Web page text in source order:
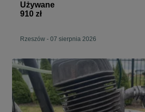
Używane
910 zł
Rzeszów - 07 sierpnia 2026